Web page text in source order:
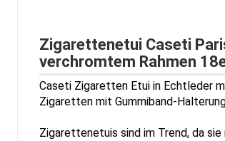
Zigarettenetui Caseti
verchromtem Rahmen
Caseti Zigaretten Etui in Echtleder
Zigaretten mit Gummiband-
Zigarettenetuis sind im Trend, da